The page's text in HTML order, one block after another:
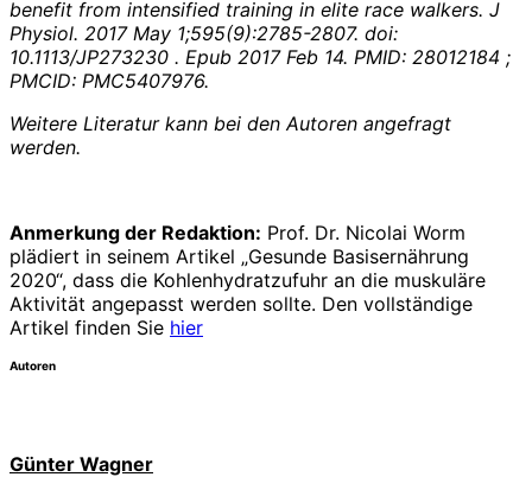
benefit from intensified training in elite race walkers. J
Physiol. 2017 May 1;595(9):2785-2807. doi:
10.1113/JP273230 . Epub 2017 Feb 14. PMID: 28012184 ;
PMCID: PMC5407976.
Weitere Literatur kann bei den Autoren angefragt
werden.
Anmerkung der Redaktion: Prof. Dr. Nicolai Worm
plädiert in seinem Artikel „Gesunde Basisernährung
2020“, dass die Kohlenhydratzufuhr an die muskuläre
Aktivität angepasst werden sollte. Den vollständige
Artikel finden Sie hier
Autoren
Günter Wagner